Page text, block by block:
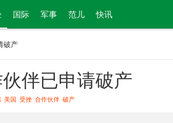
国际 军事 范儿 快讯
破产
伴已申请破产
美国 受挫 合作伙伴 破产